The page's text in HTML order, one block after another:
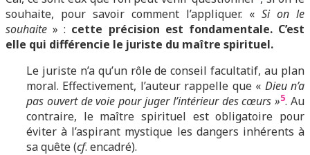
souhaite, pour savoir comment l’appliquer. « Si on le
souhaite » : cette précision est fondamentale. C’est
elle qui différencie le juriste du maître spirituel.
Le juriste n’a qu’un rôle de conseil facultatif, au plan
moral. Effectivement, l’auteur rappelle que « Dieu n’a
pas ouvert de voie pour juger l’intérieur des cœurs »5. Au
contraire, le maître spirituel est obligatoire pour
éviter à l’aspirant mystique les dangers inhérents à
sa quête (cf. encadré).